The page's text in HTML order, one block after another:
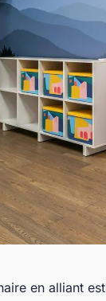
en alliant